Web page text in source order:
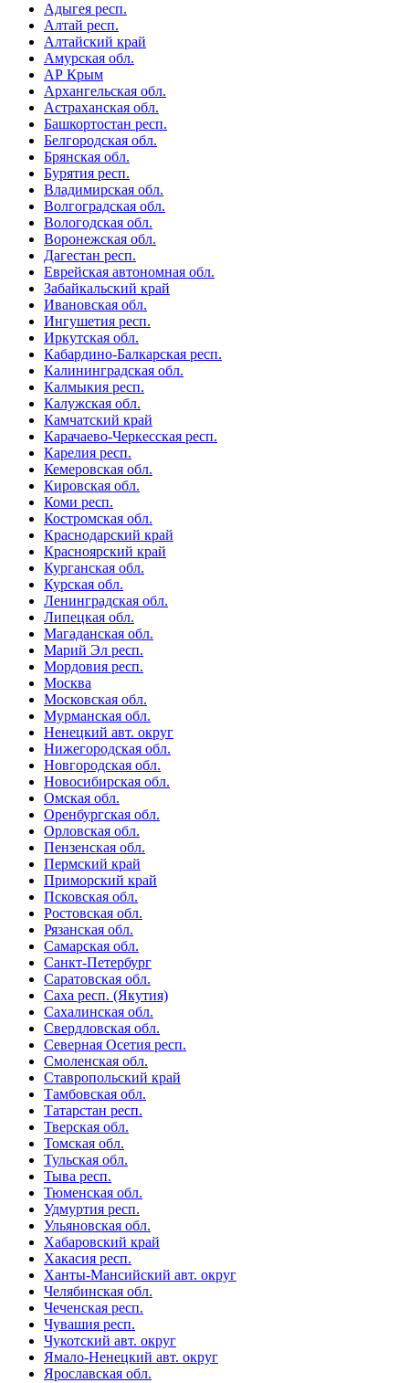
Адыгея респ.
Алтай респ.
Алтайский край
Амурская обл.
АР Крым
Архангельская обл.
Астраханская обл.
Башкортостан респ.
Белгородская обл.
Брянская обл.
Бурятия респ.
Владимирская обл.
Волгоградская обл.
Вологодская обл.
Воронежская обл.
Дагестан респ.
Еврейская автономная обл.
Забайкальский край
Ивановская обл.
Ингушетия респ.
Иркутская обл.
Кабардино-Балкарская респ.
Калининградская обл.
Калмыкия респ.
Калужская обл.
Камчатский край
Карачаево-Черкесская респ.
Карелия респ.
Кемеровская обл.
Кировская обл.
Коми респ.
Костромская обл.
Краснодарский край
Красноярский край
Курганская обл.
Курская обл.
Ленинградская обл.
Липецкая обл.
Магаданская обл.
Марий Эл респ.
Мордовия респ.
Москва
Московская обл.
Мурманская обл.
Ненецкий авт. округ
Нижегородская обл.
Новгородская обл.
Новосибирская обл.
Омская обл.
Оренбургская обл.
Орловская обл.
Пензенская обл.
Пермский край
Приморский край
Псковская обл.
Ростовская обл.
Рязанская обл.
Самарская обл.
Санкт-Петербург
Саратовская обл.
Саха респ. (Якутия)
Сахалинская обл.
Свердловская обл.
Северная Осетия респ.
Смоленская обл.
Ставропольский край
Тамбовская обл.
Татарстан респ.
Тверская обл.
Томская обл.
Тульская обл.
Тыва респ.
Тюменская обл.
Удмуртия респ.
Ульяновская обл.
Хабаровский край
Хакасия респ.
Ханты-Мансийский авт. округ
Челябинская обл.
Чеченская респ.
Чувашия респ.
Чукотский авт. округ
Ямало-Ненецкий авт. округ
Ярославская обл.